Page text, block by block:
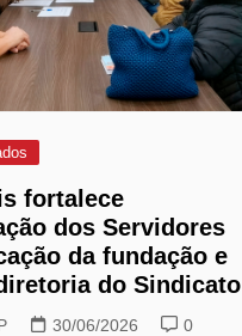
fortalece
dos Servidores
da fundação e
do Sindicato
30/06/2026 0